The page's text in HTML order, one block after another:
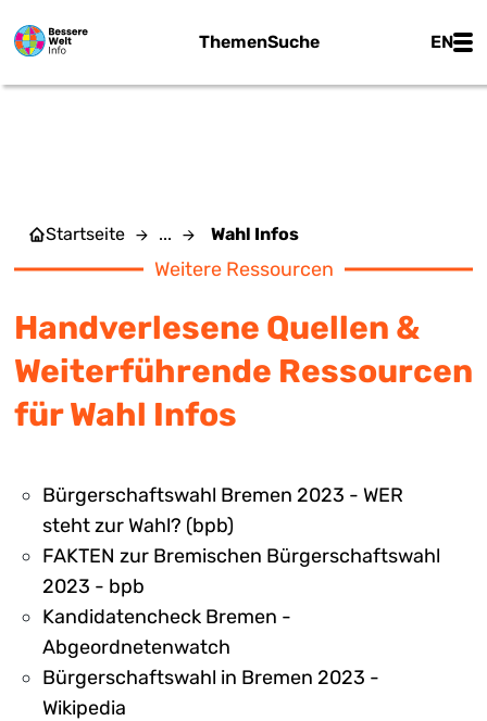
ThemenSuche EN
Startseite ... Wahl Infos
Weitere Ressourcen
Handverlesene Quellen &
Weiterführende Ressourcen
für Wahl Infos
Bürgerschaftswahl Bremen 2023 - WER
steht zur Wahl? (bpb)
FAKTEN zur Bremischen Bürgerschaftswahl
2023 - bpb
Kandidatencheck Bremen -
Abgeordnetenwatch
Bürgerschaftswahl in Bremen 2023 -
Wikipedia